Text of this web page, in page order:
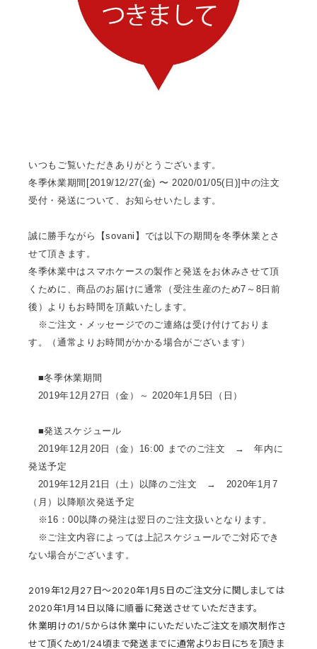
いつもご覧いただきありがとうございます。
冬季休業期間[2019/12/27(金) 〜 2020/01/05(日)]中の注文
受付・発送について、お知らせいたします。
誠に勝手ながら【sovani】では以下の期間を冬季休業とさ
せて頂きます。
冬季休業中はスマホケースの製作と発送をお休みさせて頂
くために、商品のお届けに通常（受注生産のため7～8日前
後）よりもお時間を頂戴いたします。
※ご注文・メッセージでのご連絡は受け付けておりま
す。（通常よりお時間がかかる場合がございます）
■冬季休業期間
2019年12月27日（金）～ 2020年1月5日（日）
■発送スケジュール
2019年12月20日（金）16:00 までのご注文 → 年内に
発送予定
2019年12月21日（土）以降のご注文 → 2020年1月7
（月）以降順次発送予定
※16：00以降の発注は翌日のご注文扱いとなります。
※ご注文内容によっては上記スケジュールでご対応でき
ない場合がございます。
2019年12月27日〜2020年1月5日のご注文分に関しましては
2020年1月14日以降に順番に発送させていただきます。
休業明けの1/5からは休業中にいただいたご注文を順次制作さ
せて頂くため1/24頃まで発送までに通常よりお日にちを頂きま